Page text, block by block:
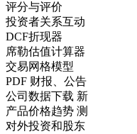
评分与评价
投资者关系互动
DCF折现器
席勒估值计算器
交易网格模型
PDF 财报、公告
公司数据下载 新
产品价格趋势 测
对外投资和股东